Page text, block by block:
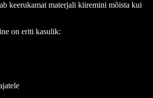
keerukamat materjali kiiremini mõista kui
on eriti kasulik: